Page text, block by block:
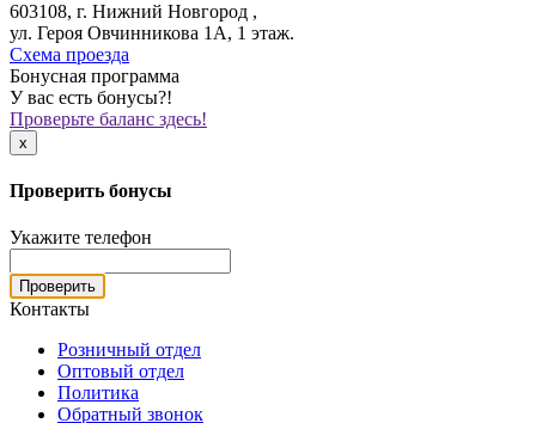
603108, г. Нижний Новгород ,
ул. Героя Овчинникова 1А, 1 этаж.
Схема проезда
Бонусная программа
У вас есть бонусы?!
Проверьте баланс здесь!
x
Проверить бонусы
Укажите телефон
Проверить
Контакты
Розничный отдел
Оптовый отдел
Политика
Обратный звонок